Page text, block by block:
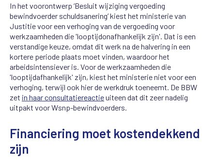
In het voorontwerp ‘Besluit wijziging vergoeding
bewindvoerder schuldsanering’ kiest het ministerie van
Justitie voor een verhoging van de vergoeding voor
werkzaamheden die 'looptijdonafhankelijk zijn'. Dat is een
verstandige keuze, omdat dit werk na de halvering in een
kortere periode plaats moet vinden, waardoor het
arbeidsintensiever is. Voor de werkzaamheden die
'looptijdafhankelijk' zijn, kiest het ministerie niet voor een
verhoging, terwijl ook hier de werkdruk toeneemt. De BBW
zet in haar consultatiereactieuiteen dat dit zeer nadelig
uitpakt voor Wsnp-bewindvoerders.
Financiering moet kostendekkend
zijn